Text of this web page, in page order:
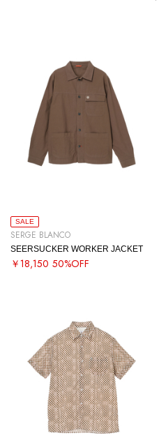
SALE
SERGE BLANCO
SEERSUCKER WORKER JACKET
￥18,150 50%OFF